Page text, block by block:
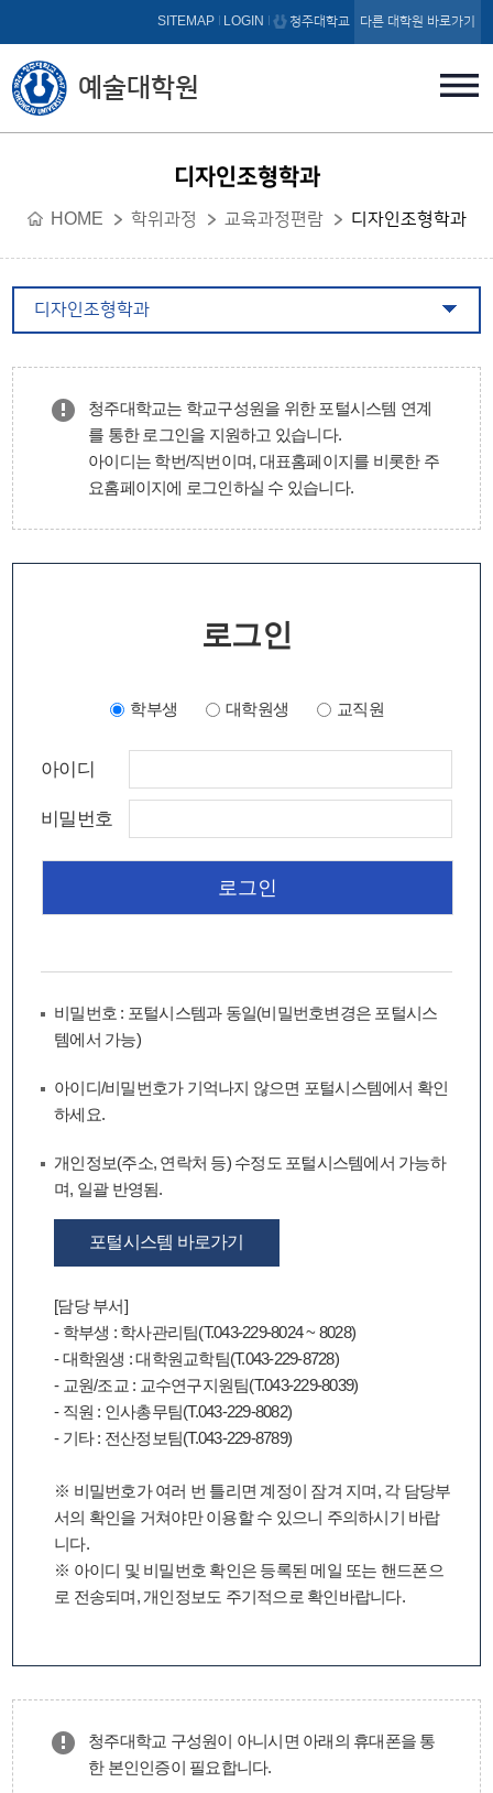
본문 바로가기
예술대학원
SITEMAP LOGIN 청주대학교 다른 대학원 바로가기
디자인조형학과
HOME 학위과정 교육과정편람 디자인조형학과
디자인조형학과
청주대학교는 학교구성원을 위한 포털시스템 연계
를 통한 로그인을 지원하고 있습니다.
아이디는 학번/직번이며, 대표홈페이지를 비롯한 주
요홈페이지에 로그인하실 수 있습니다.
로그인
학부생 대학원생 교직원
아이디
비밀번호
비밀번호 : 포털시스템과 동일(비밀번호변경은 포털시스
템에서 가능)
아이디/비밀번호가 기억나지 않으면 포털시스템에서 확인
하세요.
개인정보(주소, 연락처 등) 수정도 포털시스템에서 가능하
며, 일괄 반영됨.
포털시스템 바로가기
[담당 부서]
- 학부생 : 학사관리팀(T.043-229-8024 ~ 8028)
- 대학원생 : 대학원교학팀(T.043-229-8728)
- 교원/조교 : 교수연구지원팀(T.043-229-8039)
- 직원 : 인사총무팀(T.043-229-8082)
- 기타 : 전산정보팀(T.043-229-8789)
※ 비밀번호가 여러 번 틀리면 계정이 잠겨 지며, 각 담당부
서의 확인을 거쳐야만 이용할 수 있으니 주의하시기 바랍
니다.
※ 아이디 및 비밀번호 확인은 등록된 메일 또는 핸드폰으
로 전송되며, 개인정보도 주기적으로 확인바랍니다.
청주대학교 구성원이 아니시면 아래의 휴대폰을 통
한 본인인증이 필요합니다.